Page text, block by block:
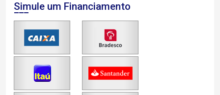
Simule um Financiamento